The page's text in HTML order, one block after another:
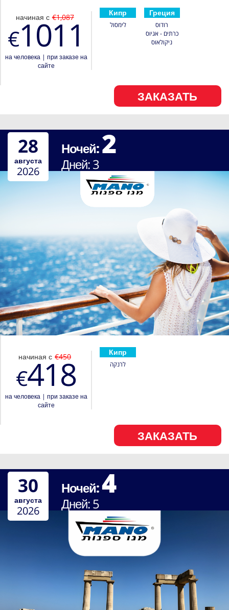
Кипр
לימסול
Греция
רודוס
כרתים - אגיוס
ניקולאוס
начиная с €1,087
€1011
на человека| при заказе на
сайте
ЗАКАЗАТЬ
Ночей:2
Дней:3
28
августа
2026
Кипр
לרנקה
начиная с €450
€418
на человека| при заказе на
сайте
ЗАКАЗАТЬ
Ночей:4
Дней:5
30
августа
2026